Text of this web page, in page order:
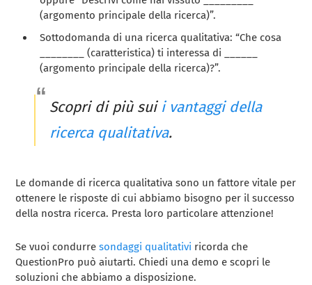
(argomento principale della ricerca)”.
Sottodomanda di una ricerca qualitativa: “Che cosa
________ (caratteristica) ti interessa di ______
(argomento principale della ricerca)?”.
Scopri di più suii vantaggi della
ricerca qualitativa.
Le domande di ricerca qualitativa sono un fattore vitale per
ottenere le risposte di cui abbiamo bisogno per il successo
della nostra ricerca. Presta loro particolare attenzione!
Se vuoi condurresondaggi qualitativi ricorda che
QuestionPro può aiutarti. Chiedi una demo e scopri le
soluzioni che abbiamo a disposizione.